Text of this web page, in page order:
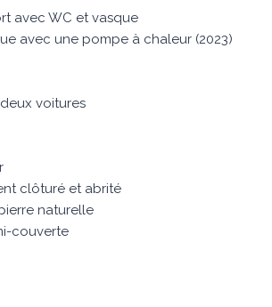
avec WC et vasque
avec une pompe à chaleur (2023)
voitures
clôturé et abrité
naturelle
couverte